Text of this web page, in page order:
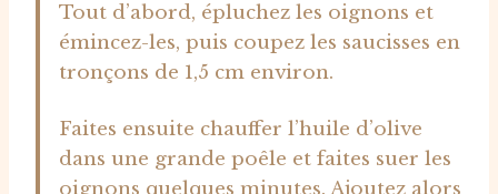
Tout d’abord, épluchez les oignons et
émincez-les, puis coupez les saucisses en
tronçons de 1,5 cm environ.
Faites ensuite chauffer l’huile d’olive
dans une grande poêle et faites suer les
oignons quelques minutes. Ajoutez alors